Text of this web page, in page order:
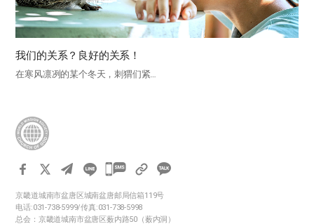
我们的关系？良好的关系！
在寒风凛冽的某个冬天，刺猬们紧…
카
오
톡
京畿道城南市盆唐区城南盆唐邮局信箱119号
电话:031-738-5999/传真:031-738-5998
总会：京畿道城南市盆唐区薮内路50（薮内洞）